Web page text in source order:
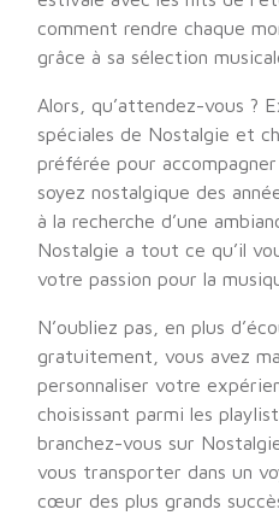
comment rendre chaque
grâce à sa sélection
Alors, qu’attendez-vous ?
spéciales de Nostalgie et
préférée pour
soyez nostalgique des
à la recherche d’une
Nostalgie a tout ce qu’il
votre passion pour la
N’oubliez pas, en plus
gratuitement, vous avez
personnaliser votre
choisissant parmi les
branchez-vous sur
vous transporter dans un
cœur des plus grands